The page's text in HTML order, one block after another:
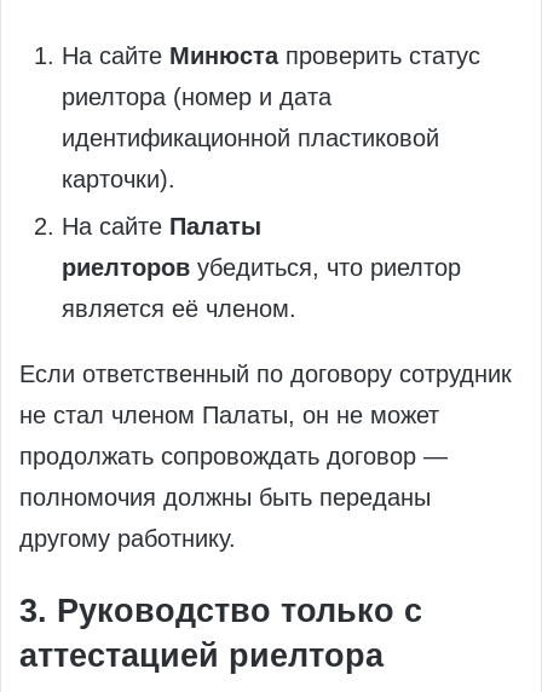
На сайте Минюстапроверить статус
риелтора (номер и дата
идентификационной пластиковой
карточки).
На сайте Палаты
риелторов убедиться, что риелтор
является её членом.
Если ответственный по договору сотрудник
не стал членом Палаты, он не может
продолжать сопровождать договор —
полномочия должны быть переданы
другому работнику.
3. Руководство только с
аттестацией риелтора